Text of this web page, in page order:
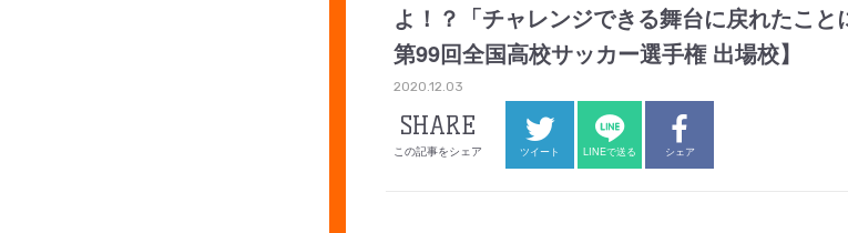
よ！？「チャレンジできる舞台に戻れたこ
第99回全国高校サッカー選手権 出場校】
2020.12.03
SHARE
この記事をシェア ツイート LINEで送る シェア